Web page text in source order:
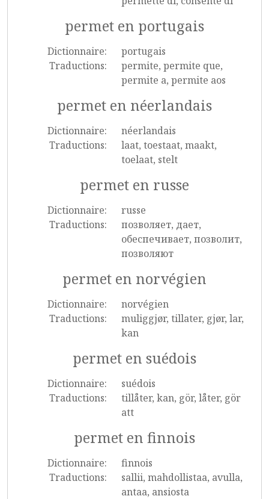
permet en portugais
Dictionnaire:
portugais
Traductions:
permite, permite que,
permite a, permite aos
permet en néerlandais
Dictionnaire:
néerlandais
Traductions:
laat, toestaat, maakt,
toelaat, stelt
permet en russe
Dictionnaire:
russe
Traductions:
позволяет, дает,
обеспечивает, позволит,
позволяют
permet en norvégien
Dictionnaire:
norvégien
Traductions:
muliggjør, tillater, gjør, lar,
kan
permet en suédois
Dictionnaire:
suédois
Traductions:
tillåter, kan, gör, låter, gör
att
permet en finnois
Dictionnaire:
finnois
Traductions:
sallii, mahdollistaa, avulla,
antaa, ansiosta